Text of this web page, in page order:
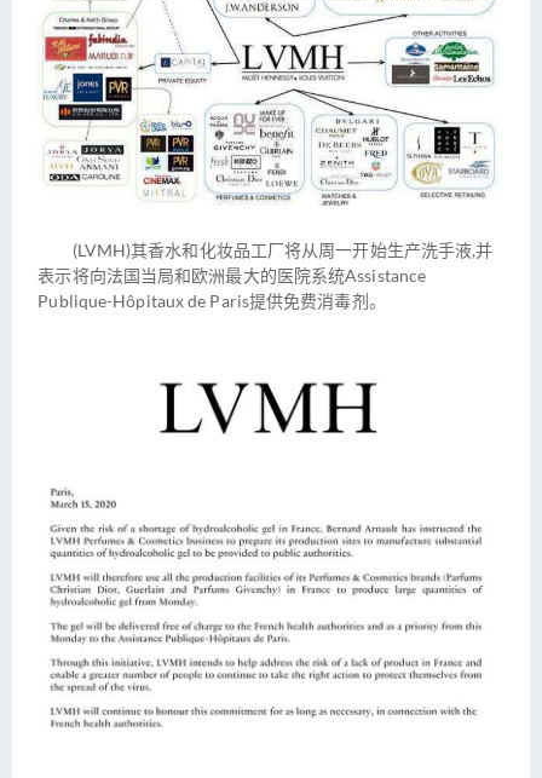
(LVMH)其香水和化妆品工厂将从周一开始生产洗手液,并
表示将向法国当局和欧洲最大的医院系统Assistance
Publique-Hôpitaux de Paris提供免费消毒剂。